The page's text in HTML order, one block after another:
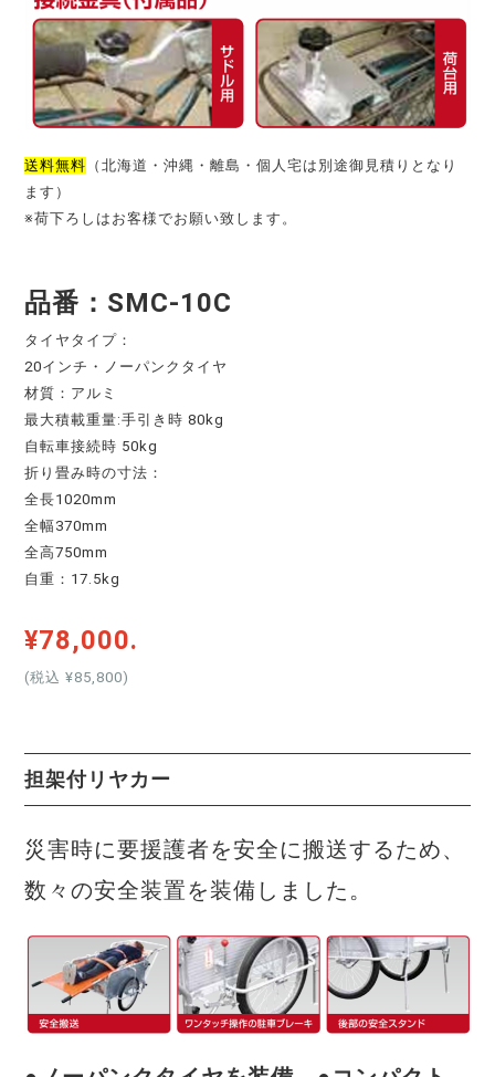
送料無料 （北海道・沖縄・離島・個人宅は別途御見積りとなり
ます）
※荷下ろしはお客様でお願い致します。
品番：SMC-10C
タイヤタイプ：
20インチ・ノーパンクタイヤ
材質：アルミ
最大積載重量:手引き時 80kg
自転車接続時 50kg
折り畳み時の寸法：
全長1020mm
全幅370mm
全高750mm
自重：17.5kg
¥78,000.
(税込 ¥85,800)
担架付リヤカー
災害時に要援護者を安全に搬送するため、
数々の安全装置を装備しました。